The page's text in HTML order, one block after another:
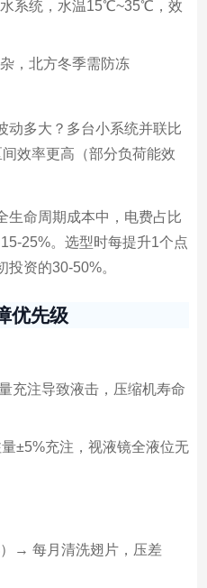
系统，水温15℃~35℃，效
，北方冬季需防冻
动多大？多台小系统并联比
效率更高（部分负荷能效
生命周期成本中，电费占比
25%。选型时每提升1个点
资的30-50%。
优先级
充注导致液击，压缩机寿命
±5%充注，视液镜全液位无
→ 每月清洗翅片，压差